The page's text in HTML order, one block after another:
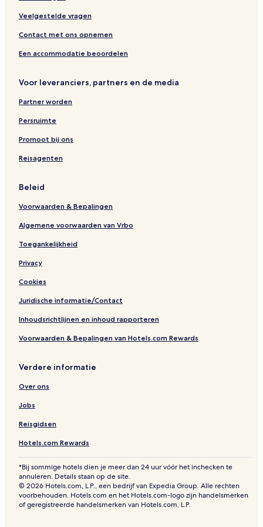
t
i
o
n
i
H
t
n
S
u
t
Veelgestelde vragen
Contact met ons opnemen
Een accommodatie beoordelen
Voor leveranciers, partners en de media
Partner worden
Persruimte
Promoot bij ons
Reisagenten
Beleid
Voorwaarden & Bepalingen
Algemene voorwaarden van Vrbo
Toegankelijkheid
Privacy
Cookies
Juridische informatie/Contact
Inhoudsrichtlijnen en inhoud rapporteren
Voorwaarden & Bepalingen van Hotels.com Rewards
Verdere informatie
Over ons
Jobs
Reisgidsen
Hotels.com Rewards
*Bij sommige hotels dien je meer dan 24 uur vóór het inchecken te
annuleren. Details staan op de site.
© 2026 Hotels.com, L.P., een bedrijf van Expedia Group. Alle rechten
voorbehouden. Hotels.com en het Hotels.com-logo zijn handelsmerken
of geregistreerde handelsmerken van Hotels.com, L.P.